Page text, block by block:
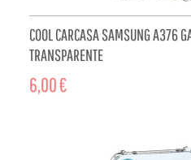
COOL CARCASA SAMSUNG A376
TRANSPARENTE
6,00 €